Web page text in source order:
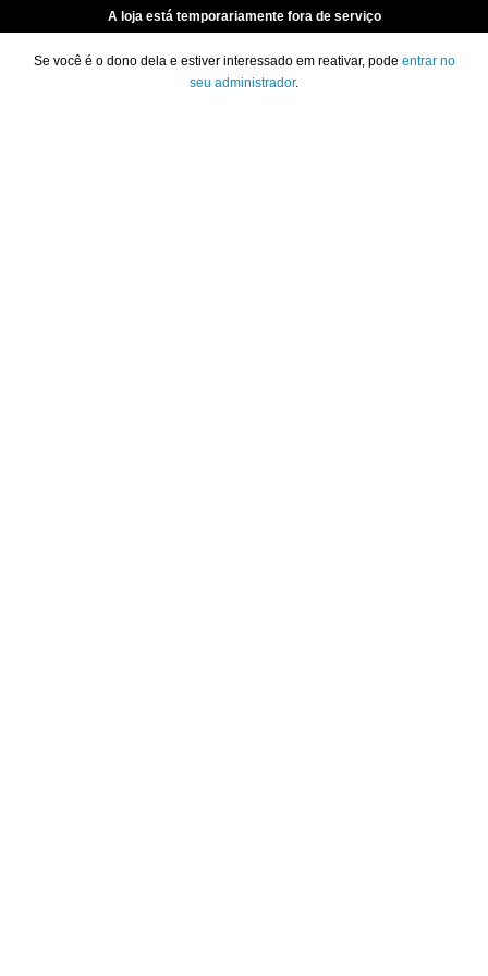
A loja está temporariamente fora de serviço
Se você é o dono dela e estiver interessado em reativar, pode entrar no
seu administrador.